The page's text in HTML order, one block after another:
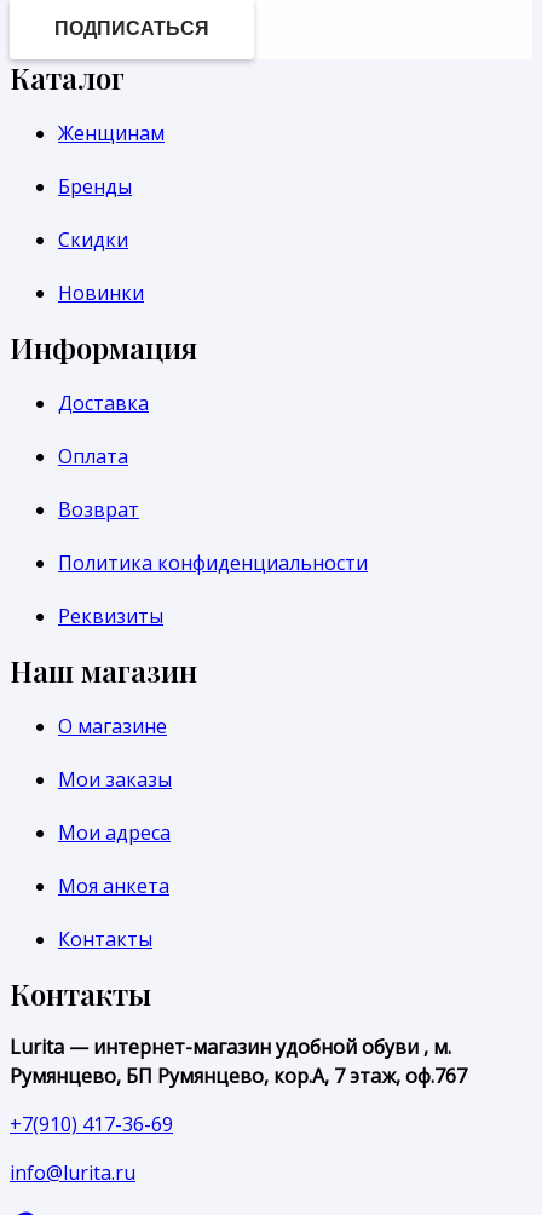
ПОДПИСАТЬСЯ
Каталог
Женщинам
Бренды
Скидки
Новинки
Информация
Доставка
Оплата
Возврат
Политика конфиденциальности
Реквизиты
Наш магазин
О магазине
Мои заказы
Мои адреса
Моя анкета
Контакты
Контакты
Lurita — интернет-магазин удобной обуви , м.
Румянцево, БП Румянцево, кор.А, 7 этаж, оф.767
+7(910) 417-36-69
info@lurita.ru